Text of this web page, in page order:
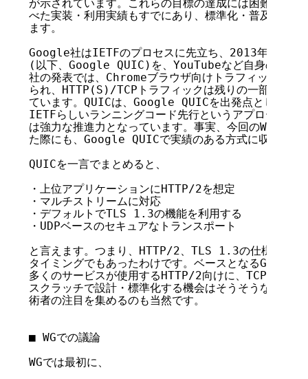
が示されています。これらの目標の達成には困難が予
べた実装・利用実績もすでにあり、標準化・普及は意
ます。
Google社はIETFのプロセスに先立ち、2013年から実
(以下、Google QUIC)を、YouTubeなど自身のサー
社の発表では、Chromeブラウザ向けトラフィックの
られ、HTTP(S)/TCPトラフィックは残りの一部に過ぎ
ています。QUICは、Google QUICを出発点として標
IETFらしいランニングコード先行というアプローチに
は強力な推進力となっています。事実、今回のWGで複
た際にも、Google QUICで実績のある方式に収束する
QUICを一言でまとめると、
・上位アプリケーションにHTTP/2を想定
・マルチストリームに対応
・デフォルトでTLS 1.3の機能を利用する
・UDPベースのセキュアなトランスポート
と言えます。つまり、HTTP/2、TLS 1.3の仕様が固ま
タイミングでもあったわけです。ベースとなるGoogle
多くのサービスが使用するHTTP/2向けに、TCPに代わ
スクラッチで設計・標準化する機会はそうそうないわ
術者の注目を集めるのも当然です。
■ WGでの議論
WGでは最初に、